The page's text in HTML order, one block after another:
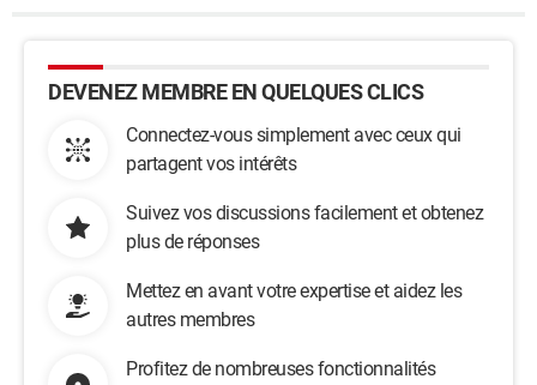
DEVENEZ MEMBRE EN QUELQUES CLICS
Connectez-vous simplement avec ceux qui
partagent vos intérêts
Suivez vos discussions facilement et obtenez
plus de réponses
Mettez en avant votre expertise et aidez les
autres membres
Profitez de nombreuses fonctionnalités